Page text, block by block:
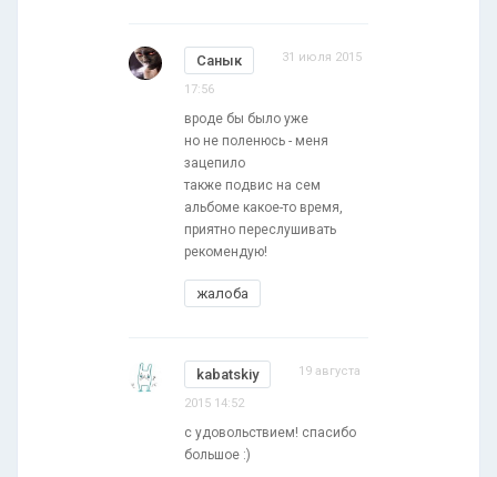
Санык 31 июля 2015
17:56
вроде бы было уже
но не поленюсь - меня
зацепило
также подвис на сем
альбоме какое-то время,
приятно переслушивать
рекомендую!
жалоба
kabatskiy 19 августа
2015 14:52
с удовольствием! спасибо
большое :)